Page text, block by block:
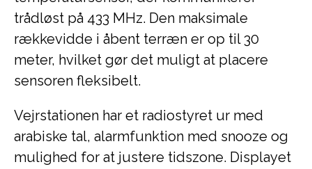
trådløst på 433 MHz. Den maksimale
rækkevidde i åbent terræn er op til 30
meter, hvilket gør det muligt at placere
sensoren fleksibelt.
Vejrstationen har et radiostyret ur med
arabiske tal, alarmfunktion med snooze og
mulighed for at justere tidszone. Displayet